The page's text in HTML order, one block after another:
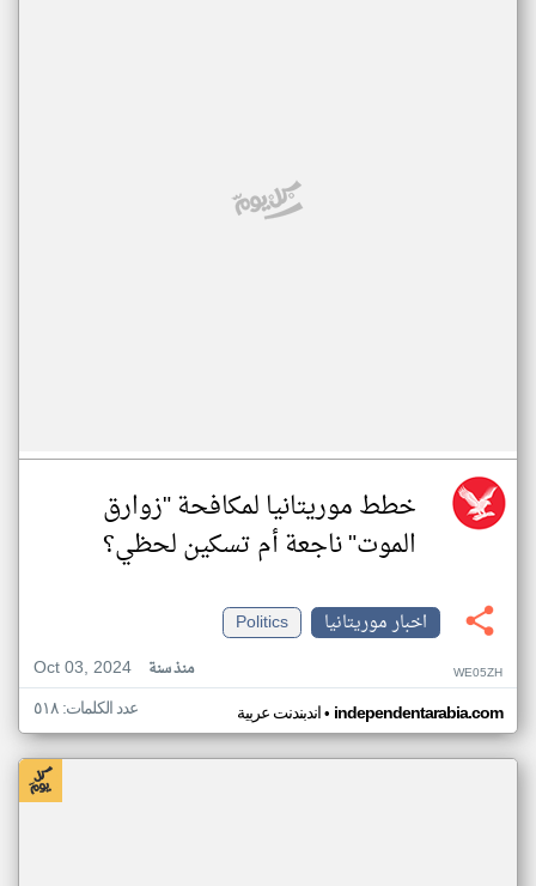
خطط موريتانيا لمكافحة "زوارق
الموت" ناجعة أم تسكين لحظي؟
اخبار موريتانيا
Politics
Oct 03, 2024
منذ سنة WE05ZH
اندبندنت عربية• independentarabia.com عدد الكلمات: ٥١٨